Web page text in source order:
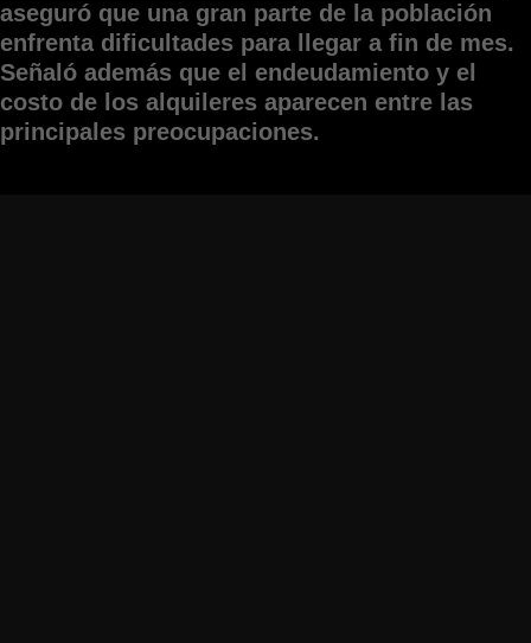
aseguró que una gran parte de la población
enfrenta dificultades para llegar a fin de mes.
Señaló además que el endeudamiento y el
costo de los alquileres aparecen entre las
principales preocupaciones.